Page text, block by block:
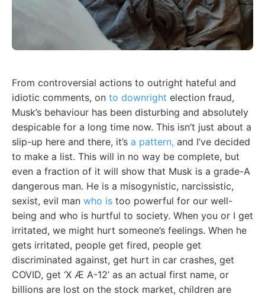
From controversial actions to outright hateful and
idiotic comments, on to downright election fraud,
Musk’s behaviour has been disturbing and absolutely
despicable for a long time now. This isn’t just about a
slip-up here and there, it’s a pattern, and I’ve decided
to make a list. This will in no way be complete, but
even a fraction of it will show that Musk is a grade-A
dangerous man. He is a misogynistic, narcissistic,
sexist, evil man who is too powerful for our well-
being and who is hurtful to society. When you or I get
irritated, we might hurt someone’s feelings. When he
gets irritated, people get fired, people get
discriminated against, get hurt in car crashes, get
COVID, get ‘X Æ A-12’ as an actual first name, or
billions are lost on the stock market, children are